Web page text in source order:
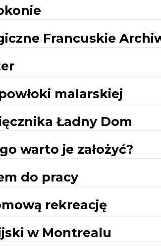
Francuskie
malarskiej
Ładny Dom
warto je założyć?
do pracy
rekreację
w Montrealu